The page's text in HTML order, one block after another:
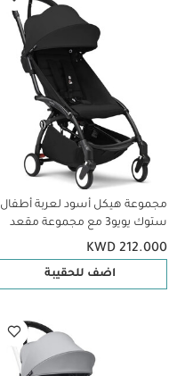
مجموعة هيكل أسود لعربة أطفال
ستوك يويو3 مع مجموعة مقعد
للأطفال لعمر 6 شهور فأكثر بلون
أسود (قطعتين)
KWD 212.000
اضف للحقيبة